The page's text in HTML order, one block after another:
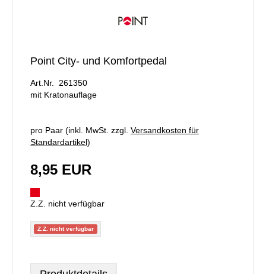
Point City- und Komfortpedal
Art.Nr. 261350
mit Kratonauflage
pro Paar (inkl. MwSt. zzgl. Versandkosten für
Standardartikel)
8,95 EUR
Z.Z. nicht verfügbar
Z.Z. nicht verfügbar